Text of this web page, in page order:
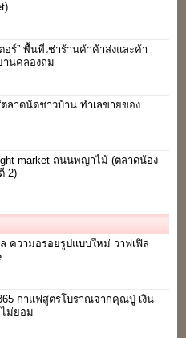
อร์” พื้นที่เช่าร้านค้าค้าส่งและค้า
นคลองถม
ตลาดนัดชาวบ้าน ทำเลขายของ
market ถนนพญาไม้ (ตลาดน้อง
2)
ความอร่อยรูปแบบใหม่ วาฟเฟิล
กาแฟสูตรโบราณจากคุณปู่ เงิน
ม่ยอม